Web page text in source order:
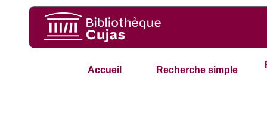
Accueil Recherche simple